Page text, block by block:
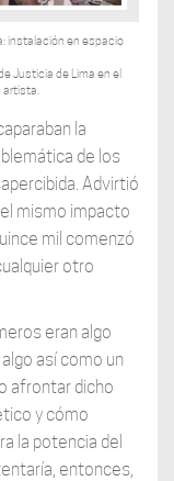
instalación en espacio
Justicia de Lima en el
la
de los
Advirtió
mismo impacto
mil comenzó
otro
eran algo
así como un
afrontar dicho
y cómo
la potencia del
entonces,